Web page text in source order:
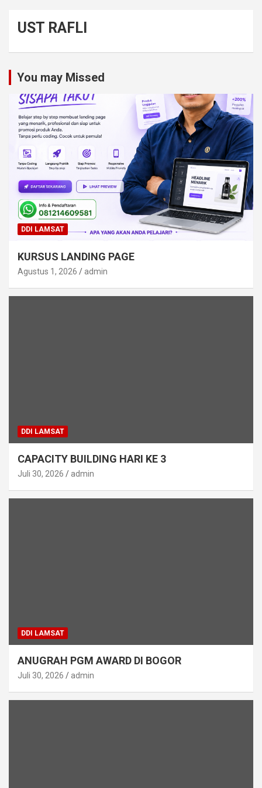
UST RAFLI
You may Missed
DDI LAMSAT
KURSUS LANDING PAGE
Agustus 1, 2026 admin
DDI LAMSAT
CAPACITY BUILDING HARI KE 3
Juli 30, 2026 admin
DDI LAMSAT
ANUGRAH PGM AWARD DI BOGOR
Juli 30, 2026 admin